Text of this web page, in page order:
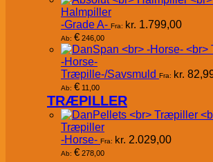
Halmpiller
-Grade A- Fra: kr. 1.799,00
Ab: € 246,00
-Horse-
Træpille-/Savsmuld Fra: kr.
Ab: € 11,00
TRÆPILLER
Træpiller
-Horse- Fra: kr. 2.029,00
Ab: € 278,00